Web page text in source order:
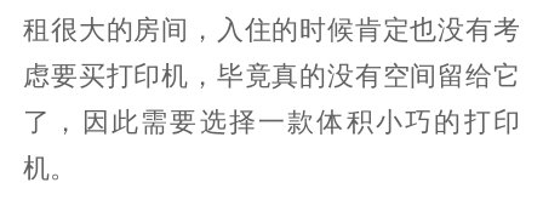
租很大的房间，入住的时候肯定也没有考
虑要买打印机，毕竟真的没有空间留给它
了，因此需要选择一款体积小巧的打印
机。